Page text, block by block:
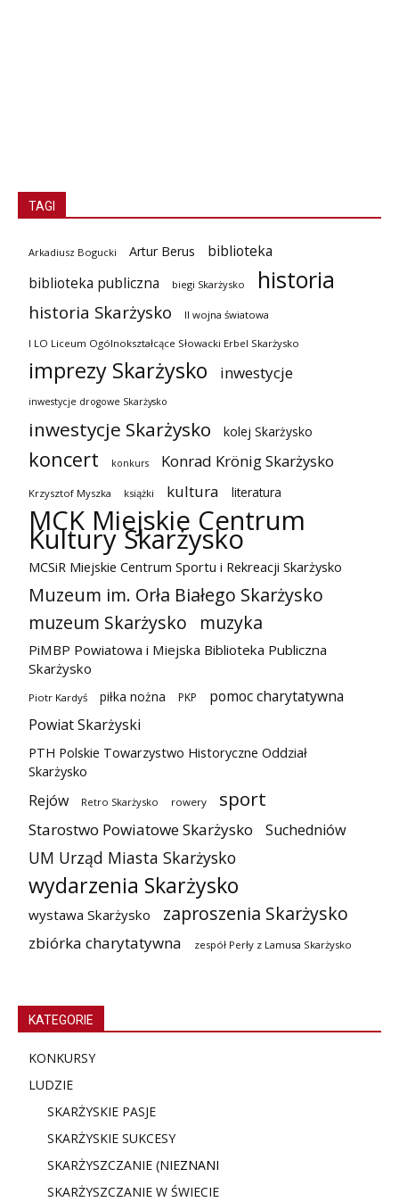
TAGI
Arkadiusz Bogucki Artur Berus
biblioteka
biblioteka publiczna
biegi Skarżysko historia
historia Skarżysko II wojna światowa
I LO Liceum Ogólnokształcące Słowacki Erbel Skarżysko
imprezy Skarżysko inwestycje
inwestycje drogowe Skarżysko
inwestycje Skarżysko kolej Skarżysko
koncert konkurs Konrad Krönig Skarżysko
Krzysztof Myszka książki kultura literatura
MCK Miejskie Centrum
Kultury Skarżysko
MCSiR Miejskie Centrum Sportu i Rekreacji Skarżysko
Muzeum im. Orła Białego Skarżysko
muzeum Skarżysko
muzyka
PiMBP Powiatowa i Miejska Biblioteka Publiczna
Skarżysko
Piotr Kardyś piłka nożna PKP
pomoc charytatywna
Powiat Skarżyski
PTH Polskie Towarzystwo Historyczne Oddział
Skarżysko
Rejów Retro Skarżysko rowery sport
Starostwo Powiatowe Skarżysko Suchedniów
UM Urząd Miasta Skarżysko
wydarzenia Skarżysko
wystawa Skarżysko zaproszenia Skarżysko
zbiórka charytatywna zespół Perły z Lamusa Skarżysko
KATEGORIE
KONKURSY
LUDZIE
SKARŻYSKIE PASJE
SKARŻYSKIE SUKCESY
SKARŻYSZCZANIE (NIEZNANI
SKARŻYSZCZANIE W ŚWIECIE